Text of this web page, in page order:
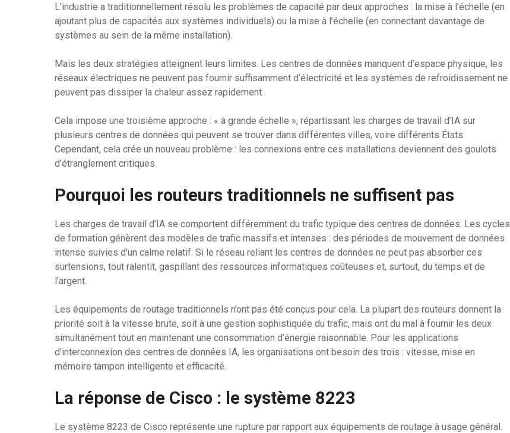
L’industrie a traditionnellement résolu les problèmes de capacité par deux approches : la mise à l’échelle (en
ajoutant plus de capacités aux systèmes individuels) ou la mise à l’échelle (en connectant davantage de
systèmes au sein de la même installation).
Mais les deux stratégies atteignent leurs limites. Les centres de données manquent d’espace physique, les
réseaux électriques ne peuvent pas fournir suffisamment d’électricité et les systèmes de refroidissement ne
peuvent pas dissiper la chaleur assez rapidement.
Cela impose une troisième approche : « à grande échelle », répartissant les charges de travail d’IA sur
plusieurs centres de données qui peuvent se trouver dans différentes villes, voire différents États.
Cependant, cela crée un nouveau problème : les connexions entre ces installations deviennent des goulots
d’étranglement critiques.
Pourquoi les routeurs traditionnels ne suffisent pas
Les charges de travail d’IA se comportent différemment du trafic typique des centres de données. Les cycles
de formation génèrent des modèles de trafic massifs et intenses : des périodes de mouvement de données
intense suivies d’un calme relatif. Si le réseau reliant les centres de données ne peut pas absorber ces
surtensions, tout ralentit, gaspillant des ressources informatiques coûteuses et, surtout, du temps et de
l’argent.
Les équipements de routage traditionnels n’ont pas été conçus pour cela. La plupart des routeurs donnent la
priorité soit à la vitesse brute, soit à une gestion sophistiquée du trafic, mais ont du mal à fournir les deux
simultanément tout en maintenant une consommation d’énergie raisonnable. Pour les applications
d’interconnexion des centres de données IA, les organisations ont besoin des trois : vitesse, mise en
mémoire tampon intelligente et efficacité.
La réponse de Cisco : le système 8223
Le système 8223 de Cisco représente une rupture par rapport aux équipements de routage à usage général.